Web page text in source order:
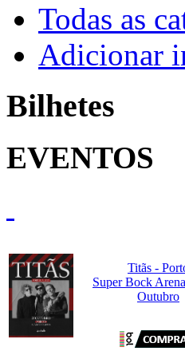
Todas as
Adicionar
Bilhetes
EVENTOS
Titãs -
Super Bock
Outubro